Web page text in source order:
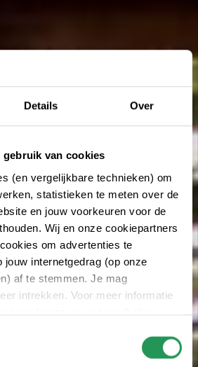
Details Over
gebruik van cookies
(en vergelijkbare technieken) om
statistieken te meten over de
en jouw voorkeuren voor de
Wij en onze cookiepartners
om advertenties te
jouw internetgedrag (op onze
af te stemmen. Je mag
intrekken. Voor meer informatie